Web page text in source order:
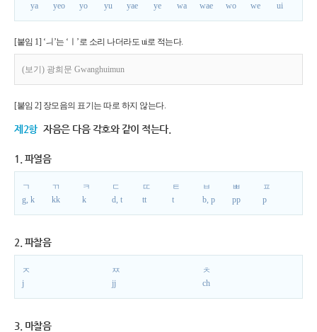
ya
yeo
yo
yu
yae
ye
wa
wae
wo
we
ui
[붙임 1] ‘ㅢ’는 ‘ㅣ’로 소리 나더라도 ui로 적는다.
(보기) 광희문 Gwanghuimun
[붙임 2] 장모음의 표기는 따로 하지 않는다.
제2항 자음은 다음 각호와 같이 적는다.
1. 파열음
ㄱ
g, k
ㄲ
kk
ㅋ
k
ㄷ
d, t
ㄸ
tt
ㅌ
t
ㅂ
b, p
ㅃ
pp
ㅍ
p
2. 파찰음
ㅈ
j
ㅉ
jj
ㅊ
ch
3. 마찰음